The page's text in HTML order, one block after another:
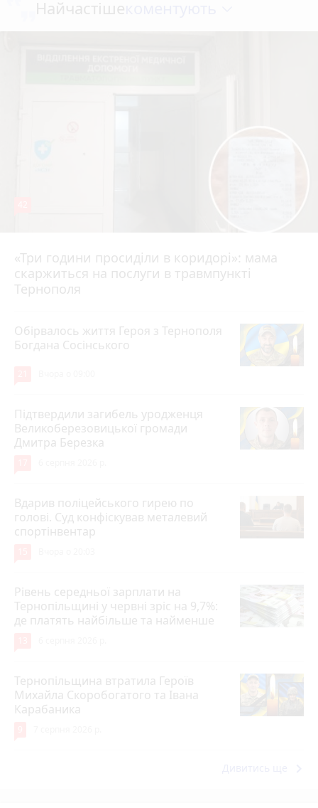
Найчастіше
«Три години просиділи в коридорі»: мама
скаржиться на послуги в травмпункті
Тернополя
Вчора о 13:05
Обірвалось життя Героя з Тернополя
Богдана Сосінського
Підтвердили загибель уродженця
Великоберезовицької громади
Дмитра Березка
Вдарив поліцейського гирею по
голові. Суд конфіскував металевий
спортінвентар
Рівень середньої зарплати на
Тернопільщині у червні зріс на 9,7%:
де платять найбільше та найменше
Тернопільщина втратила Героїв
Михайла Скоробогатого та Івана
Карабаника